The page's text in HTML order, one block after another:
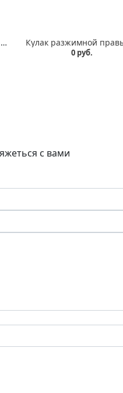
Брус отбойный 9990-8510010-10 СБ УА 05.26СБ
0 руб.
с вами